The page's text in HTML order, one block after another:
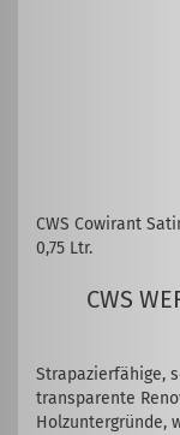
CWS Cowirant
0,75 Ltr.
CWS
Strapazierfähige,
transparente
Holzuntergründe,